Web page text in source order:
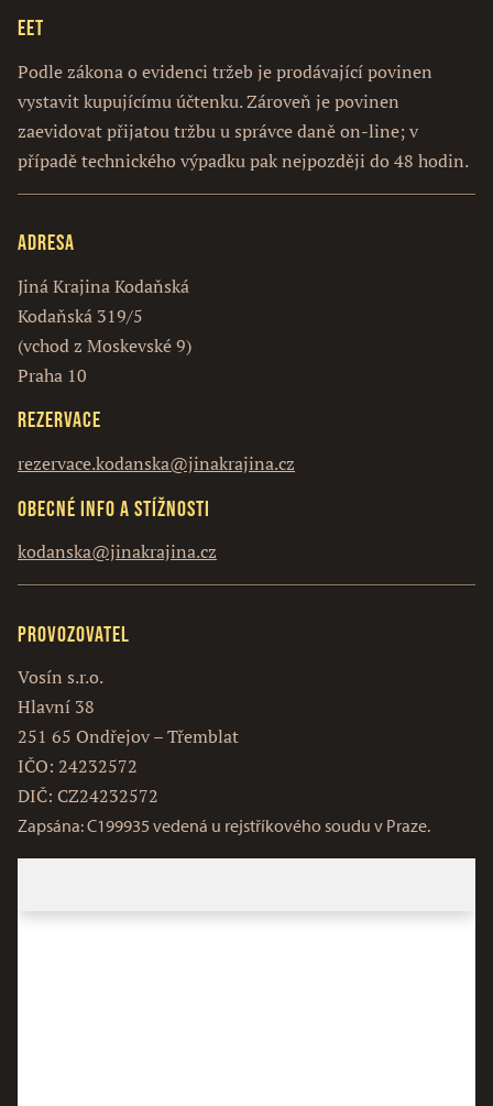
EET
Podle zákona o evidenci tržeb je prodávající povinen
vystavit kupujícímu účtenku. Zároveň je povinen
zaevidovat přijatou tržbu u správce daně on-line; v
případě technického výpadku pak nejpozději do 48 hodin.
Adresa
Jiná Krajina Kodaňská
Kodaňská 319/5
(vchod z Moskevské 9)
Praha 10
Rezervace
rezervace.kodanska@jinakrajina.cz
Obecné info a stížnosti
kodanska@jinakrajina.cz
Provozovatel
Vosín s.r.o.
Hlavní 38
251 65 Ondřejov – Třemblat
IČO: 24232572
DIČ: CZ24232572
Zapsána: C199935 vedená u rejstříkového soudu v Praze.